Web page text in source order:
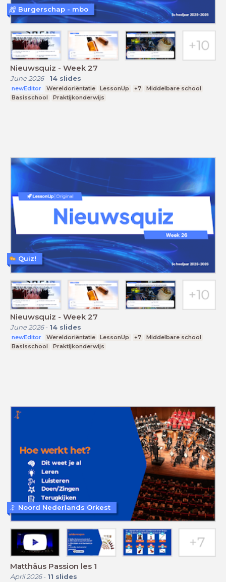
Nieuwsquiz - Week 27
June 2026- 14 slides
newEditor Wereldoriëntatie LessonUp +7
Middelbare school
Basisschool
Praktijkonderwijs
Burgerschap - mbo
Nieuwsquiz - Week 27
June 2026- 14 slides
newEditor Wereldoriëntatie LessonUp +7
Middelbare school
Basisschool
Praktijkonderwijs
Quiz!
Matthäus Passion les 1
April 2026- 11 slides
Noord Nederlands Orkest